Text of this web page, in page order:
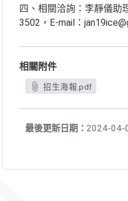
四、相關洽詢：李靜儀助
3502，E-mail：
相關附件
招生海報.pdf
最後更新日期： 2024-04-